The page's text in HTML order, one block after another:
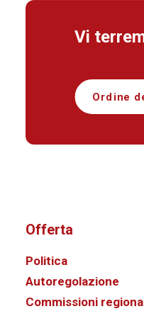
Vi
Ordine
Offerta
Politica
Autoregolazione
Commissioni